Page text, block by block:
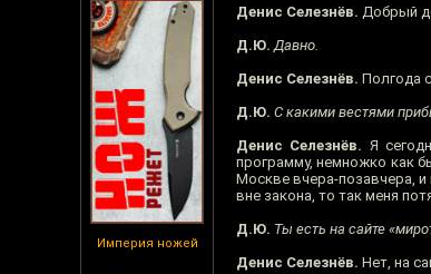
Империя ножей
Денис Селезнёв. Добрый
Д.Ю. Давно.
Денис Селезнёв. Полгода
Д.Ю. С какими вестями
Денис Селезнёв. Я
программу, немножко как
Москве вчера-позавчера, и
вне закона, то так меня
Д.Ю. Ты есть на сайте
Денис Селезнёв. Нет, на